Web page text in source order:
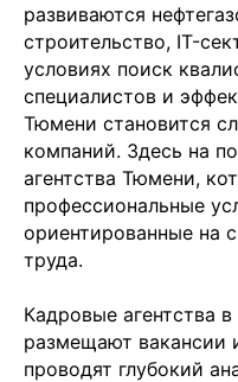
развиваются
строительство, IT-
условиях поиск
специалистов и
Тюмени становится
компаний. Здесь на
агентства Тюмени,
профессиональные
ориентированные на
труда.
Кадровые агентства
размещают вакансии
проводят глубокий